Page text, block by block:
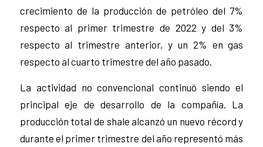
crecimiento de la producción de petróleo del 7%
respecto al primer trimestre de 2022 y del 3%
respecto al trimestre anterior, y un 2% en gas
respecto al cuarto trimestre del año pasado.
La actividad no convencional continuó siendo el
principal eje de desarrollo de la compañía. La
producción total de shale alcanzó un nuevo récord y
durante el primer trimestre del año representó más